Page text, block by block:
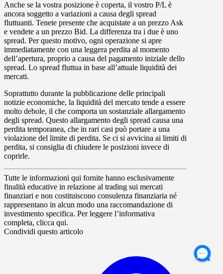
Anche se la vostra posizione è coperta, il vostro P/L è
ancora soggetto a variazioni a causa degli spread
fluttuanti. Tenete presente che acquistate a un prezzo Ask
e vendete a un prezzo Bid. La differenza tra i due è uno
spread. Per questo motivo, ogni operazione si apre
immediatamente con una leggera perdita al momento
dell’apertura, proprio a causa del pagamento iniziale dello
spread. Lo spread fluttua in base all’attuale liquidità dei
mercati.
Soprattutto durante la pubblicazione delle principali
notizie economiche, la liquidità del mercato tende a essere
molto debole, il che comporta un sostanziale allargamento
degli spread. Questo allargamento degli spread causa una
perdita temporanea, che in rari casi può portare a una
violazione del limite di perdita. Se ci si avvicina ai limiti di
perdita, si consiglia di chiudere le posizioni invece di
coprirle.
Tutte le informazioni qui fornite hanno esclusivamente
finalità educative in relazione al trading sui mercati
finanziari e non costituiscono consulenza finanziaria né
rappresentano in alcun modo una raccomandazione di
investimento specifica. Per leggere l’informativa
completa, clicca qui.
Condividi questo articolo